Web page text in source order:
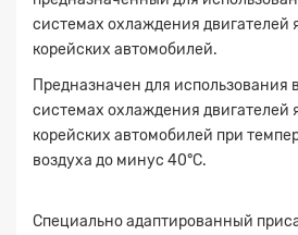
системах охлаждения двигателей
корейских автомобилей.
Предназначен для использования
системах охлаждения двигателей
корейских автомобилей при
воздуха до минус 40°C.
Специально адаптированный